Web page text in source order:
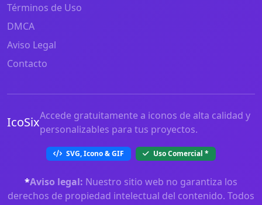
Términos de Uso
DMCA
Aviso Legal
Contacto
IcoSixAccede gratuitamente a iconos de alta calidad y
personalizables para tus proyectos.
SVG, Icono & GIF Uso Comercial *
*Aviso legal: Nuestro sitio web no garantiza los
derechos de propiedad intelectual del contenido. Todos